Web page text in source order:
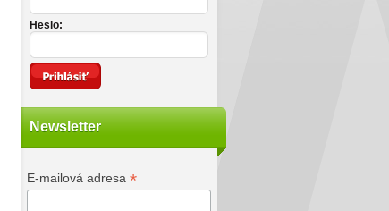
Heslo:
Newsletter
E-mailová adresa *